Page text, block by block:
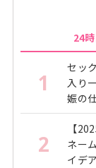
24
1
セッ
入り
娠の
2
【
ネー
イデア